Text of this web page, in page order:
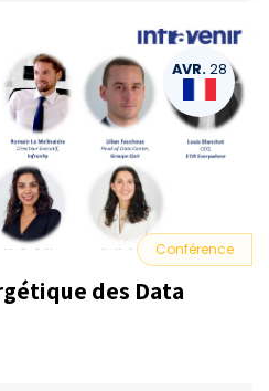
AVR.28
des Data
Conférence